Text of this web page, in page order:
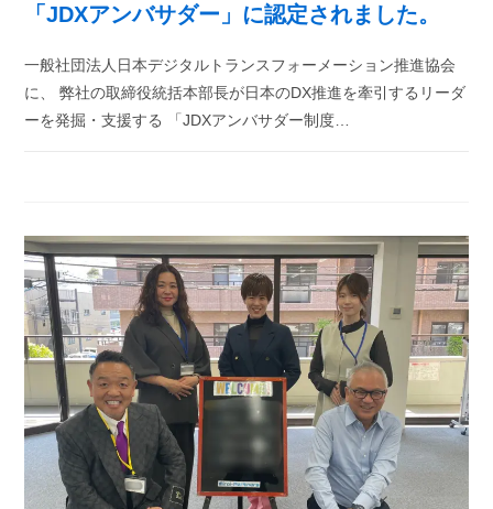
「JDXアンバサダー」に認定されました。
一般社団法人日本デジタルトランスフォーメーション推進協会
に、 弊社の取締役統括本部長が日本のDX推進を牽引するリーダ
ーを発掘・支援する 「JDXアンバサダー制度…